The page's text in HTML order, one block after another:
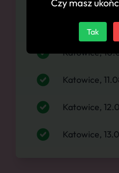
Katowice,
Katowice,
Katowice,
Katowice,
Katowice,
Czy masz
Tak